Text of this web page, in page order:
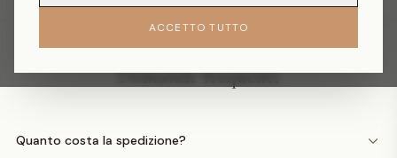
Domande frequenti
Quanto costa la spedizione?
ACCETTO TUTTO